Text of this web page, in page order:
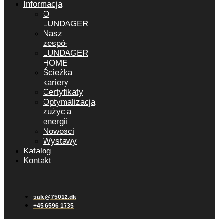
Informacja
O
LUNDAGER
Nasz
zespół
LUNDAGER
HOME
Ścieżka
kariery
Certyfikaty
Optymalizacja
zużycia
energii
Nowości
Wystawy
Katalog
Kontakt
sale@75012.dk
+45 6596 1735